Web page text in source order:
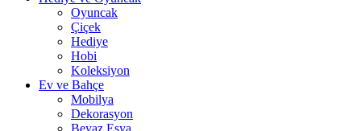
Oyuncak
Çiçek
Hediye
Hobi
Koleksiyon
Ev ve Bahçe
Mobilya
Dekorasyon
Beyaz Eşya